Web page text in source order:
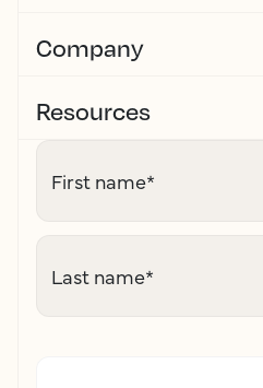
Company
Resources
First name*
Last name*